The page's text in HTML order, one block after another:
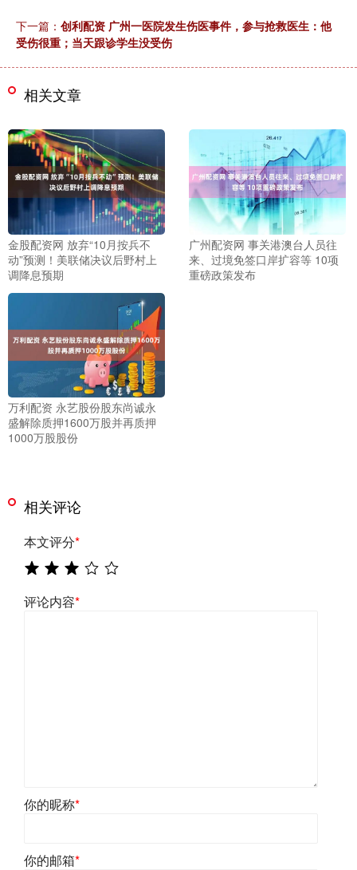
下一篇： 创利配资 广州一医院发生伤医事件，参与抢救医生：他
受伤很重；当天跟诊学生没受伤
相关文章
金股配资网 放弃“10月按兵不
动”预测！美联储决议后野村上
调降息预期
广州配资网 事关港澳台人员往
来、过境免签口岸扩容等 10项
重磅政策发布
万利配资 永艺股份股东尚诚永
盛解除质押1600万股并再质押
1000万股股份
相关评论
本文评分*
评论内容*
你的昵称*
你的邮箱*